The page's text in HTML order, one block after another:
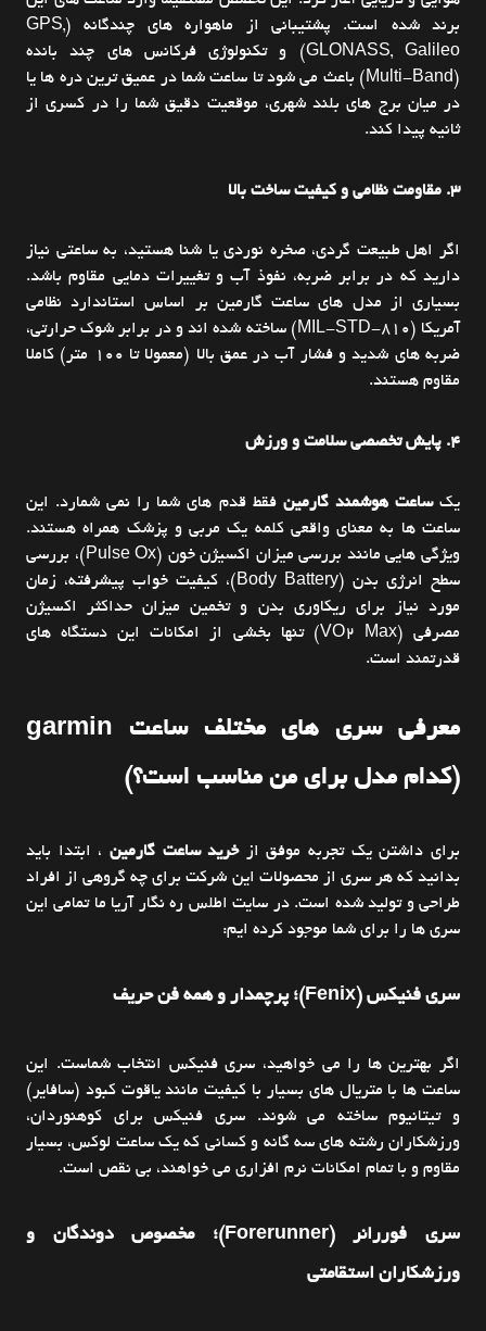
برند شده است. پشتیبانی از ماهواره های چندگانه (GPS,
GLONASS, Galileo) و تکنولوژی فرکانس های چند بانده
(Multi-Band) باعث می شود تا ساعت شما در عمیق ترین دره ها یا
در میان برج های بلند شهری، موقعیت دقیق شما را در کسری از
ثانیه پیدا کند.
3. مقاومت نظامی و کیفیت ساخت بالا
اگر اهل طبیعت گردی، صخره نوردی یا شنا هستید، به ساعتی نیاز
دارید که در برابر ضربه، نفوذ آب و تغییرات دمایی مقاوم باشد.
بسیاری از مدل های ساعت گارمین بر اساس استاندارد نظامی
آمریکا (MIL-STD-810) ساخته شده اند و در برابر شوک حرارتی،
ضربه های شدید و فشار آب در عمق بالا (معمولا تا 100 متر) کاملا
مقاوم هستند.
4. پایش تخصصی سلامت و ورزش
یکساعت هوشمند گارمین فقط قدم های شما را نمی شمارد. این
ساعت ها به معنای واقعی کلمه یک مربی و پزشک همراه هستند.
ویژگی هایی مانند بررسی میزان اکسیژن خون (Pulse Ox)، بررسی
سطح انرژی بدن (Body Battery)، کیفیت خواب پیشرفته، زمان
مورد نیاز برای ریکاوری بدن و تخمین میزان حداکثر اکسیژن
مصرفی (VO2 Max) تنها بخشی از امکانات این دستگاه های
قدرتمند است.
معرفی سری های مختلف ساعت garmin
(کدام مدل برای من مناسب است؟)
برای داشتن یک تجربه موفق ازخرید ساعت گارمین ، ابتدا باید
بدانید که هر سری از محصولات این شرکت برای چه گروهی از افراد
طراحی و تولید شده است. در سایت اطلس ره نگار آریا ما تمامی این
سری ها را برای شما موجود کرده ایم:
سری فنیکس (Fenix)؛ پرچمدار و همه فن حریف
اگر بهترین ها را می خواهید، سری فنیکس انتخاب شماست. این
ساعت ها با متریال های بسیار با کیفیت مانند یاقوت کبود (سافایر)
و تیتانیوم ساخته می شوند. سری فنیکس برای کوهنوردان،
ورزشکاران رشته های سه گانه و کسانی که یک ساعت لوکس، بسیار
مقاوم و با تمام امکانات نرم افزاری می خواهند، بی نقص است.
سری فوررانر (Forerunner)؛ مخصوص دوندگان و
ورزشکاران استقامتی